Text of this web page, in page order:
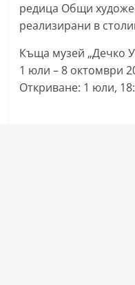
l
a
.
i
редица Общи
реализирани в
Къща музей „Дечко
1 юли – 8 октомври
Откриване: 1 юли,